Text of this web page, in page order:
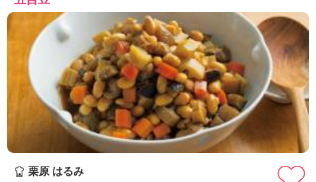
栗原 はるみ